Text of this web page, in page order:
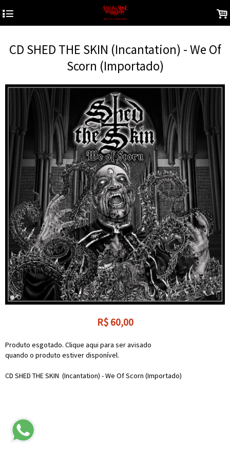
4 .
CD SHED THE SKIN (Incantation) - We Of
Scorn (Importado)
R$ 60,00
Produto esgotado. Clique aqui para ser avisado
quando o produto estiver disponível.
CD SHED THE SKIN (Incantation) - We Of Scorn (Importado)